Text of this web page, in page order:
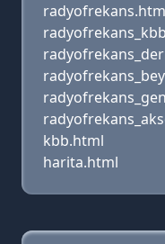
kbb.html
harita.html